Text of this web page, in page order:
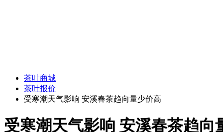
茶叶商城
茶叶报价
受寒潮天气影响 安溪春茶趋向量少价高
受寒潮天气影响 安溪春茶趋向